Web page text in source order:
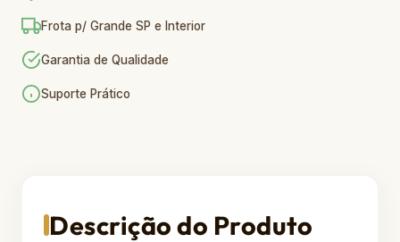
Frota p/ Grande SP e Interior
Garantia de Qualidade
Suporte Prático
Descrição do Produto